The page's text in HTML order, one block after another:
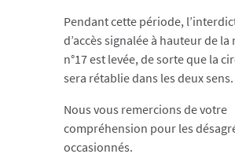
Pendant cette période,
d’accès signalée à hauteur de la
n°17 est levée, de sorte que la
sera rétablie dans les deux sens.
Nous vous remercions de votre
compréhension pour les
occasionnés.